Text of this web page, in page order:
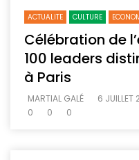
ACTUALITE CULTURE
Célébration de
100 leaders
à Paris
MARTIAL GALÉ
6 JUILLET
0
0 0